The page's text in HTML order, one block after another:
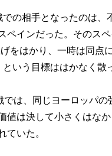
の相手となったのは
ペインだった。そのス
をはかり、一時は同
いう目標ははかなく散
は、同じヨーロッパ
値は決して小さくはな
いた。